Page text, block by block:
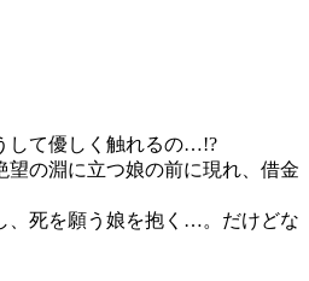
して優しく触れるの…!?
の淵に立つ娘の前に現れ、借金
、死を願う娘を抱く…。だけどな